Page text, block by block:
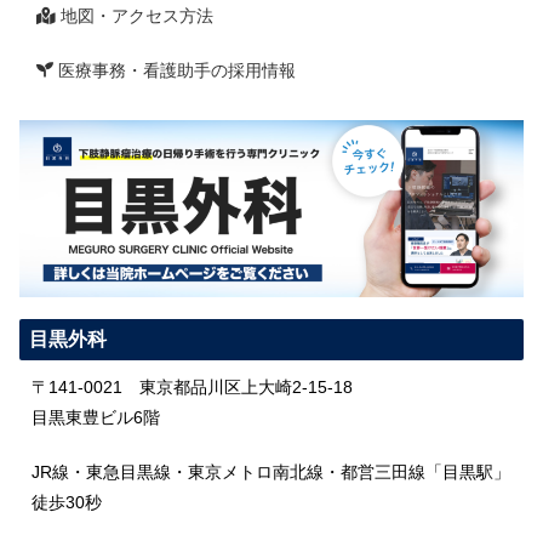
地図・アクセス方法
医療事務・看護助手の採用情報
目黒外科
〒141-0021 東京都品川区上大崎2-15-18
目黒東豊ビル6階
JR線・東急目黒線・東京メトロ南北線・都営三田線「目黒駅」
徒歩30秒